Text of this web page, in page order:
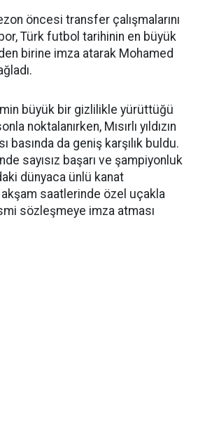
öncesi transfer çalışmalarını
Türk futbol tarihinin en büyük
birine imza atarak Mohamed
büyük bir gizlilikle yürüttüğü
noktalanırken, Mısırlı yıldızın
basında da geniş karşılık buldu.
sayısız başarı ve şampiyonluk
dünyaca ünlü kanat
akşam saatlerinde özel uçakla
sözleşmeye imza atması